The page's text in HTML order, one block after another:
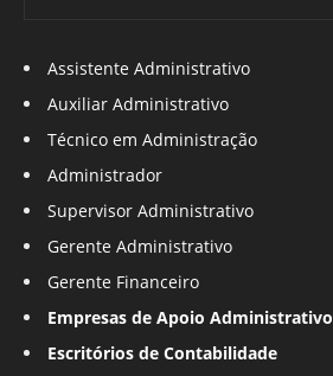
Assistente Administrativo
Auxiliar Administrativo
Técnico em Administração
Administrador
Supervisor Administrativo
Gerente Administrativo
Gerente Financeiro
Empresas de Apoio Administrativo
Escritórios de Contabilidade